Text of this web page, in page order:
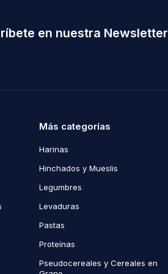
en nuestra Newsletter
Más categorías
Harinas
Hinchados y Mueslis
Legumbres
Levaduras
Pastas
Proteínas
Pseudocereales y Cereales en